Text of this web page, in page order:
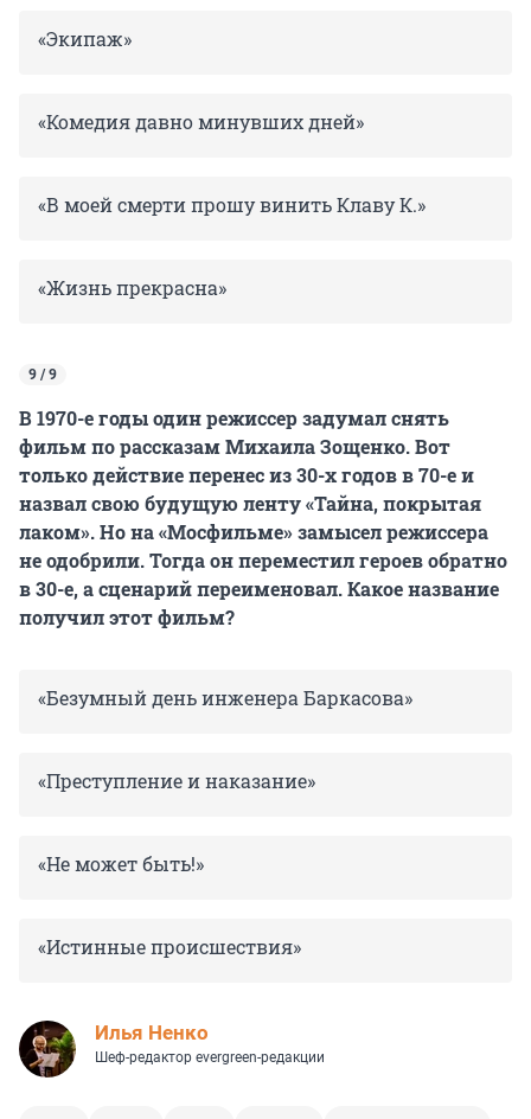
«Экипаж»
«Комедия давно минувших дней»
«В моей смерти прошу винить Клаву К.»
«Жизнь прекрасна»
9 / 9
В 1970-е годы один режиссер задумал снять
фильм по рассказам Михаила Зощенко. Вот
только действие перенес из 30-х годов в 70-е и
назвал свою будущую ленту «Тайна, покрытая
лаком». Но на «Мосфильме» замысел режиссера
не одобрили. Тогда он переместил героев обратно
в 30-е, а сценарий переименовал. Какое название
получил этот фильм?
«Безумный день инженера Баркасова»
«Преступление и наказание»
«Не может быть!»
«Истинные происшествия»
Илья Ненко
Шеф-редактор evergreen-редакции